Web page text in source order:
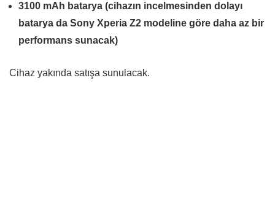
3100 mAh batarya (cihazın incelmesinden dolayı
batarya da Sony Xperia Z2 modeline göre daha az bir
performans sunacak)
Cihaz yakında satışa sunulacak.